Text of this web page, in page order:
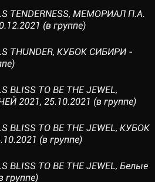
TENDERNESS, МЕМОРИАЛ П.А.
(в группе)
THUNDER, КУБОК СИБИРИ -
BLISS TO BE THE JEWEL,
2021, 25.10.2021 (в группе)
BLISS TO BE THE JEWEL, КУБОК
(в группе)
BLISS TO BE THE JEWEL, Белые
группе)